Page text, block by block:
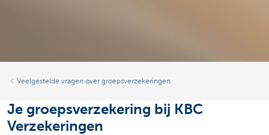
Veelgestelde vragen over groepsverzekeringen
Je groepsverzekering bij KBC
Verzekeringen